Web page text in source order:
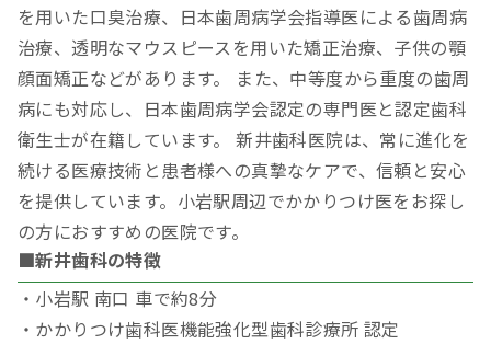
を用いた口臭治療、日本歯周病学会指導医による歯周病
治療、透明なマウスピースを用いた矯正治療、子供の顎
顔面矯正などがあります。 また、中等度から重度の歯周
病にも対応し、日本歯周病学会認定の専門医と認定歯科
衛生士が在籍しています。 新井歯科医院は、常に進化を
続ける医療技術と患者様への真摯なケアで、信頼と安心
を提供しています。小岩駅周辺でかかりつけ医をお探し
の方におすすめの医院です。
■新井歯科の特徴
・小岩駅 南口 車で約8分
・かかりつけ歯科医機能強化型歯科診療所 認定